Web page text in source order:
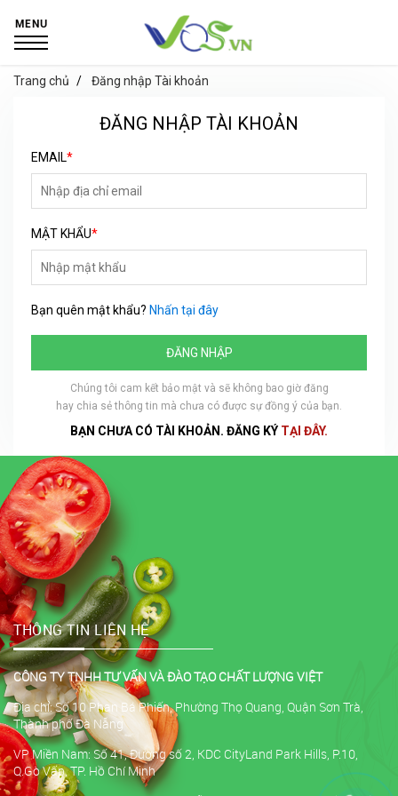
MENU
Trang chủ Đăng nhập Tài khoản
ĐĂNG NHẬP TÀI KHOẢN
EMAIL*
MẬT KHẨU*
Bạn quên mật khẩu? Nhấn tại đây
ĐĂNG NHẬP
Chúng tôi cam kết bảo mật và sẽ không bao giờ đăng
hay chia sẻ thông tin mà chưa có được sự đồng ý của bạn.
BẠN CHƯA CÓ TÀI KHOẢN. ĐĂNG KÝ TẠI ĐÂY.
THÔNG TIN LIÊN HỆ
CÔNG TY TNHH TƯ VẤN VÀ ĐÀO TẠO CHẤT LƯỢNG VIỆT
Địa chỉ: Số 10 Phan Bá Phiến, Phường Thọ Quang, Quận Sơn Trà,
Thành phố Đà Nẵng
VP Miền Nam: Số 41, Đường số 2, KDC CityLand Park Hills, P.10,
Q.Gò Vấp, TP. Hồ Chí Minh